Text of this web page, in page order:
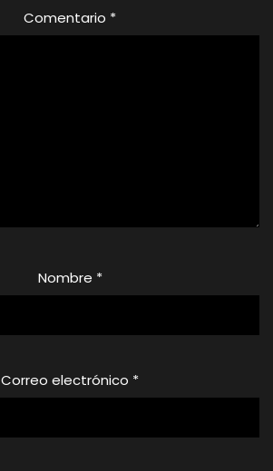
Comentario *
Nombre *
Correo electrónico *